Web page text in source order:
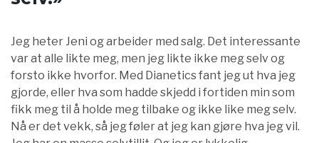
Jeg heter Jeni og arbeider med salg. Det interessante
var at alle likte meg, men jeg likte ikke meg selv og
forsto ikke hvorfor. Med Dianetics fant jeg ut hva jeg
gjorde, eller hva som hadde skjedd i fortiden min som
fikk meg til å holde meg tilbake og ikke like meg selv.
Nå er det vekk, så jeg føler at jeg kan gjøre hva jeg vil.